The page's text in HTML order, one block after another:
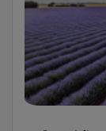
FADETA
tras
europeos